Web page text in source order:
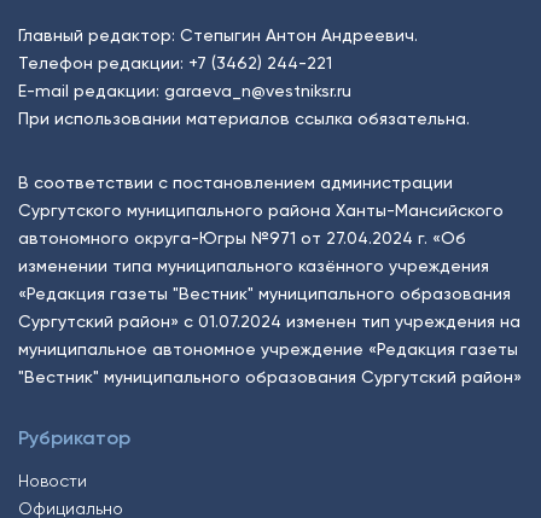
Главный редактор: Степыгин Антон Андреевич.
Телефон редакции: +7 (3462) 244-221
E-mail редакции: garaeva_n@vestniksr.ru
При использовании материалов ссылка обязательна.
В соответствии с постановлением администрации
Сургутского муниципального района Ханты-Мансийского
автономного округа-Югры №971 от 27.04.2024 г. «Об
изменении типа муниципального казённого учреждения
«Редакция газеты "Вестник" муниципального образования
Сургутский район» с 01.07.2024 изменен тип учреждения на
муниципальное автономное учреждение «Редакция газеты
"Вестник" муниципального образования Сургутский район»
Рубрикатор
Новости
Официально